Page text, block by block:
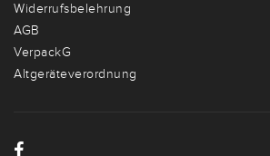
Widerrufsbelehrung
AGB
VerpackG
Altgeräteverordnung